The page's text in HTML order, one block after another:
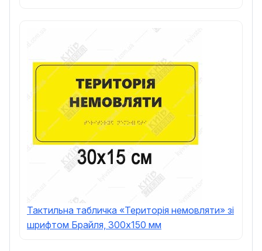
Тактильна табличка «Територія немовляти» зі
шрифтом Брайля, 300x150 мм